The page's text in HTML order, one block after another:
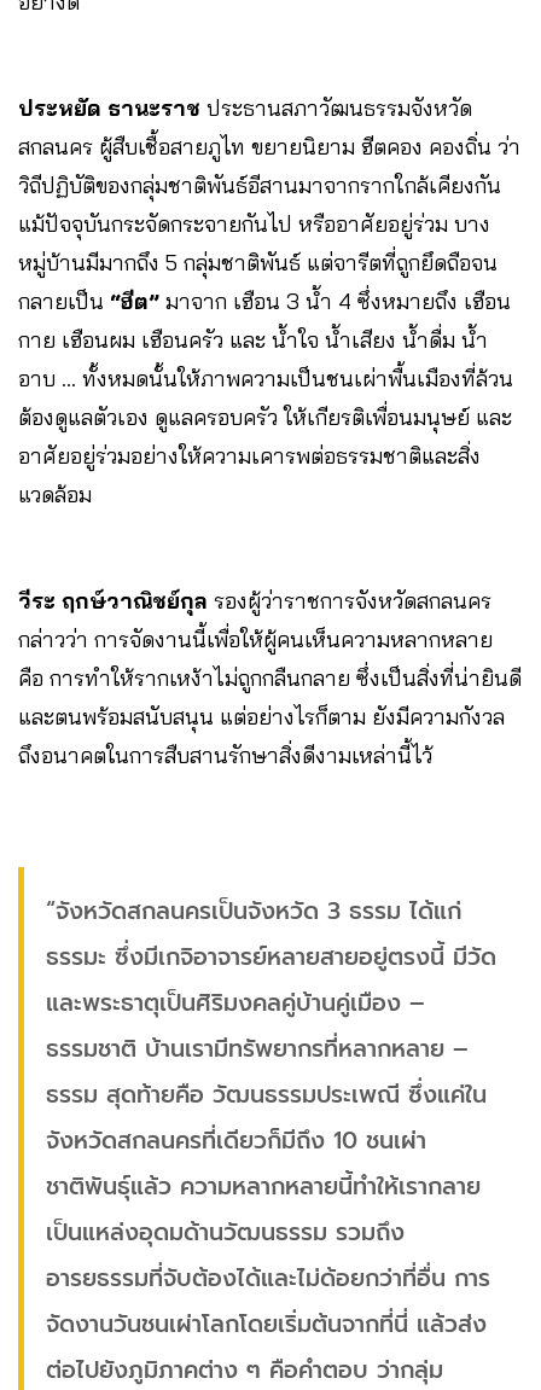
ประหยัด ธานะราช ประธานสภาวัฒนธรรมจังหวัด
สกลนคร ผู้สืบเชื้อสายภูไท ขยายนิยาม ฮีตคอง คองถิ่น ว่า
วิถีปฏิบัติของกลุ่มชาติพันธ์อีสานมาจากรากใกล้เคียงกัน
แม้ปัจจุบันกระจัดกระจายกันไป หรืออาศัยอยู่ร่วม บาง
หมู่บ้านมีมากถึง 5 กลุ่มชาติพันธ์ แต่จารีตที่ถูกยึดถือจน
กลายเป็น “ฮีต” มาจาก เฮือน 3 น้ำ 4 ซึ่งหมายถึง เฮือน
กาย เฮือนผม เฮือนครัว และ น้ำใจ น้ำเสียง น้ำดื่ม น้ำ
อาบ … ทั้งหมดนั้นให้ภาพความเป็นชนเผ่าพื้นเมืองที่ล้วน
ต้องดูแลตัวเอง ดูแลครอบครัว ให้เกียรติเพื่อนมนุษย์ และ
อาศัยอยู่ร่วมอย่างให้ความเคารพต่อธรรมชาติและสิ่ง
แวดล้อม
วีระ ฤกษ์วาณิชย์กุล รองผู้ว่าราชการจังหวัดสกลนคร
กล่าวว่า การจัดงานนี้เพื่อให้ผู้คนเห็นความหลากหลาย
คือ การทำให้รากเหง้าไม่ถูกกลืนกลาย ซึ่งเป็นสิ่งที่น่ายินดี
และตนพร้อมสนับสนุน แต่อย่างไรก็ตาม ยังมีความกังวล
ถึงอนาคตในการสืบสานรักษาสิ่งดีงามเหล่านี้ไว้
“จังหวัดสกลนครเป็นจังหวัด 3 ธรรม ได้แก่
ธรรมะ ซึ่งมีเกจิอาจารย์หลายสายอยู่ตรงนี้ มีวัด
และพระธาตุเป็นศิริมงคลคู่บ้านคู่เมือง –
ธรรมชาติ บ้านเรามีทรัพยากรที่หลากหลาย –
ธรรม สุดท้ายคือ วัฒนธรรมประเพณี ซึ่งแค่ใน
จังหวัดสกลนครที่เดียวก็มีถึง 10 ชนเผ่า
ชาติพันธุ์แล้ว ความหลากหลายนี้ทำให้เรากลาย
เป็นแหล่งอุดมด้านวัฒนธรรม รวมถึง
อารยธรรมที่จับต้องได้และไม่ด้อยกว่าที่อื่น การ
จัดงานวันชนเผ่าโลกโดยเริ่มต้นจากที่นี่ แล้วส่ง
ต่อไปยังภูมิภาคต่าง ๆ คือคำตอบ ว่ากลุ่ม